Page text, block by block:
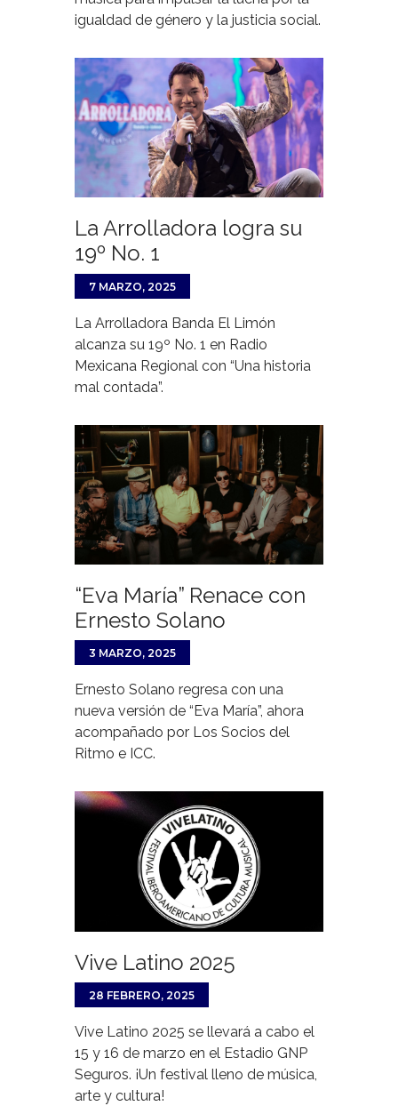
igualdad de género y la justicia social.
La Arrolladora logra su
19º No. 1
7 MARZO, 2025
La Arrolladora Banda El Limón
alcanza su 19º No. 1 en Radio
Mexicana Regional con “Una historia
mal contada”.
“Eva María” Renace con
Ernesto Solano
3 MARZO, 2025
Ernesto Solano regresa con una
nueva versión de “Eva María”, ahora
acompañado por Los Socios del
Ritmo e ICC.
Vive Latino 2025
28 FEBRERO, 2025
Vive Latino 2025 se llevará a cabo el
15 y 16 de marzo en el Estadio GNP
Seguros. ¡Un festival lleno de música,
arte y cultura!